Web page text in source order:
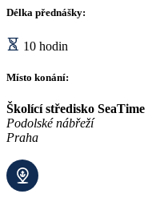
Délka přednášky:
10 hodin
Místo konání:
Školící středisko
Podolské nábřeží
Praha